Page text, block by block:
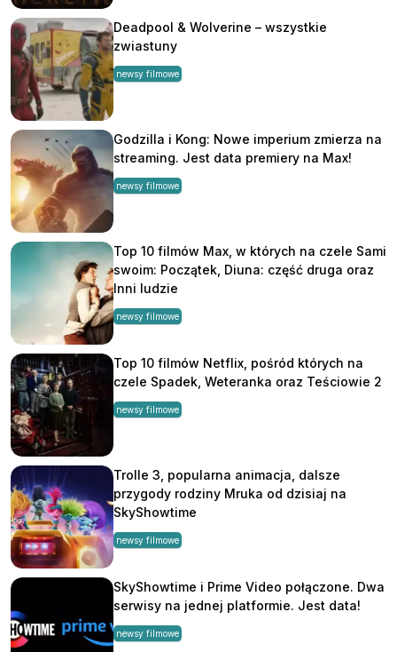
Deadpool & Wolverine – wszystkie
zwiastuny
newsy filmowe
Godzilla i Kong: Nowe imperium zmierza na
streaming. Jest data premiery na Max!
newsy filmowe
Top 10 filmów Max, w których na czele Sami
swoim: Początek, Diuna: część druga oraz
Inni ludzie
newsy filmowe
Top 10 filmów Netflix, pośród których na
czele Spadek, Weteranka oraz Teściowie 2
newsy filmowe
Trolle 3, popularna animacja, dalsze
przygody rodziny Mruka od dzisiaj na
SkyShowtime
newsy filmowe
SkyShowtime i Prime Video połączone. Dwa
serwisy na jednej platformie. Jest data!
newsy filmowe